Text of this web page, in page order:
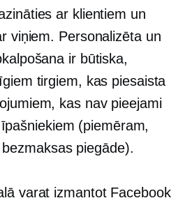
ar klientiem un
viņiem. Personalizēta un
ir būtiska,
tirgiem, kas piesaista
kas nav pieejami
(piemēram,
piegāde).
varat izmantot Facebook